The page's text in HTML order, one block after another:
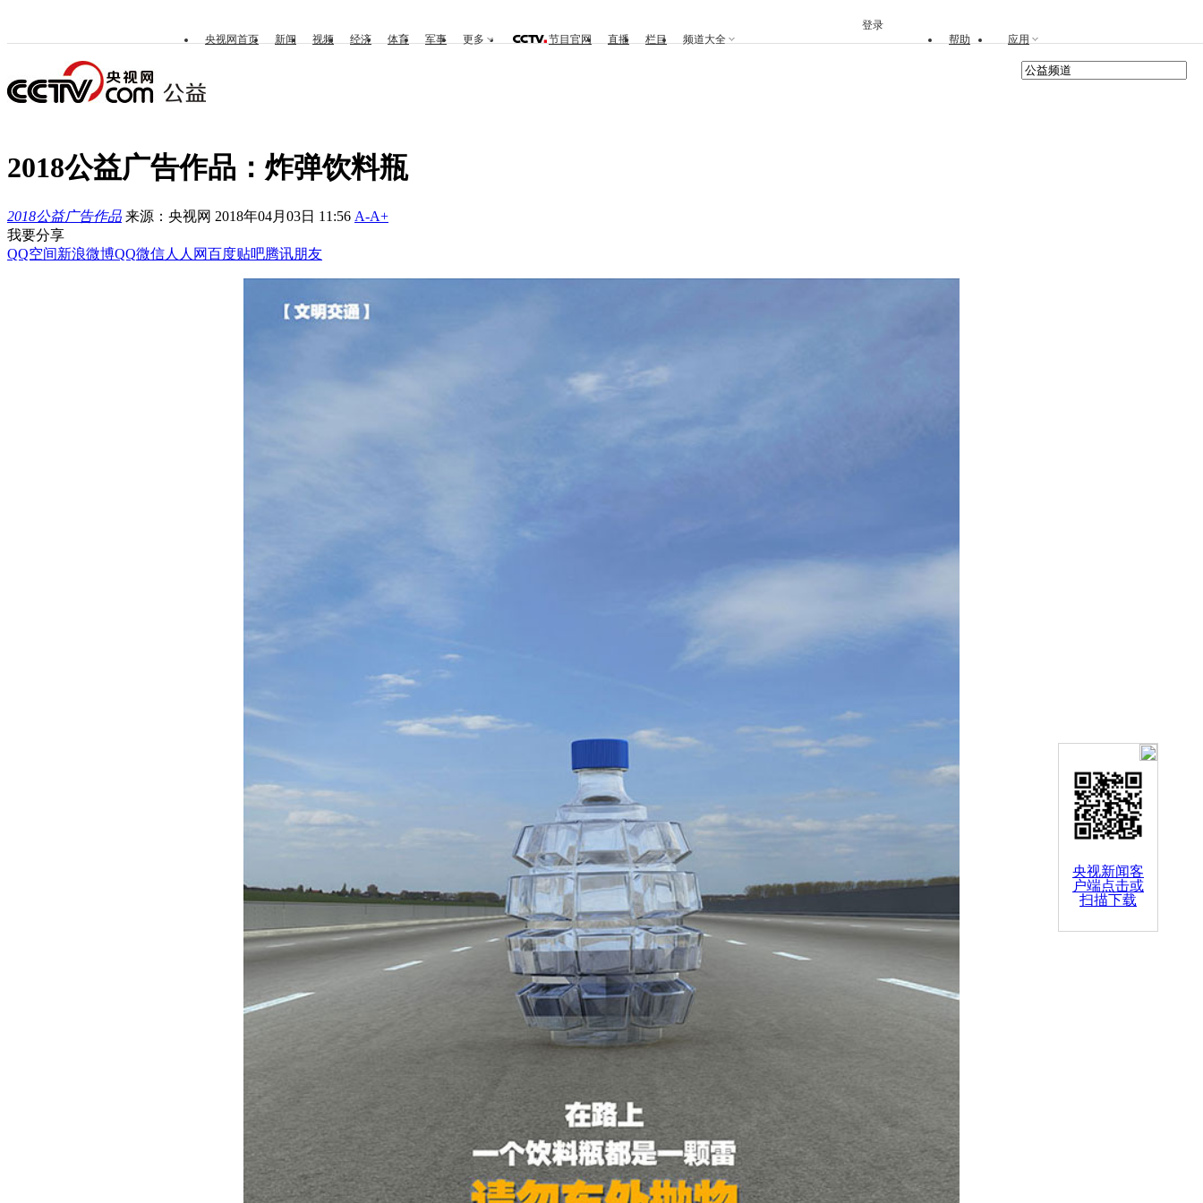
央视新闻客
户端点击或
扫描下载
央视网首页 新闻 视频 经济 体育 军事 更多 节目官网 直播 栏目 频道大全 帮助 应用
登录
2018公益广告作品：炸弹饮料瓶
2018公益广告作品 来源：央视网 2018年04月03日 11:56 A-A+
我要分享
QQ空间新浪微博QQ微信人人网百度贴吧腾讯朋友